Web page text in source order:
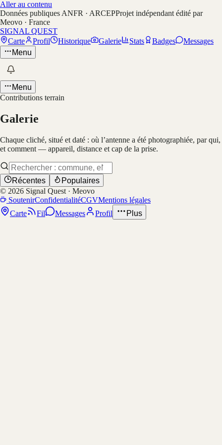
Aller au contenu
Données publiques ANFR · ARCEPProjet indépendant édité par
Meovo · France
SIGNAL QUEST
Carte
Profil Historique Galerie Stats Badges
Messages
Menu
Menu
Contributions terrain
Galerie
Chaque cliché, situé et daté : où l’antenne a été photographiée, par qui,
et comment — appareil, distance et cap de la prise.
Récentes
Populaires
© 2026 Signal Quest · Meovo
SoutenirConfidentialitéCGVMentions légales
Carte
Fil Messages Profil Plus